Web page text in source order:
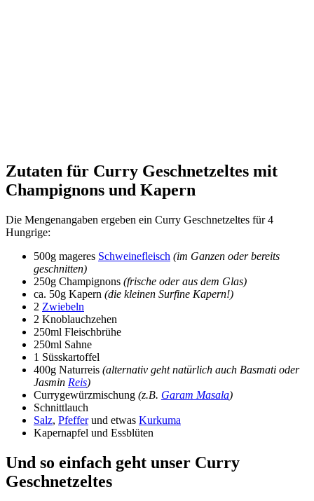
Zutaten für Curry Geschnetzeltes mit
Champignons und Kapern
Die Mengenangaben ergeben ein Curry Geschnetzeltes für 4
Hungrige:
500g mageres Schweinefleisch (im Ganzen oder bereits
geschnitten)
250g Champignons (frische oder aus dem Glas)
ca. 50g Kapern (die kleinen Surfine Kapern!)
2 Zwiebeln
2 Knoblauchzehen
250ml Fleischbrühe
250ml Sahne
1 Süsskartoffel
400g Naturreis (alternativ geht natürlich auch Basmati oder
Jasmin Reis)
Currygewürzmischung (z.B. Garam Masala)
Schnittlauch
Salz, Pfefferund etwas Kurkuma
Kapernapfel und Essblüten
Und so einfach geht unser Curry
Geschnetzeltes